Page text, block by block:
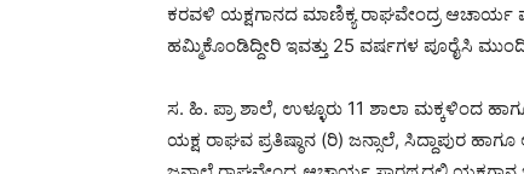
ಕರವಳಿ ಯಕ್ಷಗಾನದ ಮಾಣಿಕ್ಯ ರಾಘವೇಂದ್ರ ಆಚಾರ್ಯ
ಹಮ್ಮಿಕೊಂಡಿದ್ದೀರಿ ಇವತ್ತು 25 ವರ್ಷಗಳ ಪೂರೈಸಿ
ಸ. ಹಿ. ಪ್ರಾ ಶಾಲೆ, ಉಳ್ಳೂರು 11 ಶಾಲಾ ಮಕ್ಕಳಿಂದ
ಯಕ್ಷ ರಾಘವ ಪ್ರತಿಷ್ಠಾನ (ರಿ) ಜನ್ಸಾಲೆ, ಸಿದ್ದಾಪುರ